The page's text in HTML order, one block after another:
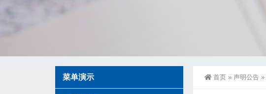
首页 » 声明公告 »
菜单演示